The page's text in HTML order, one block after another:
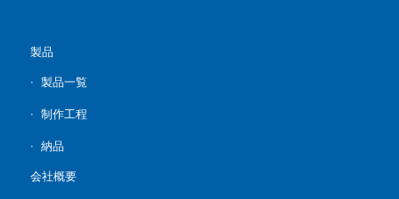
製品
製品一覧
制作工程
納品
会社概要